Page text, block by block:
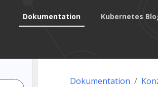
Dokumentation Kubernetes
Dokumentation